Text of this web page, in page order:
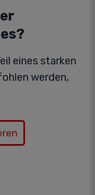
eines starken
werden,